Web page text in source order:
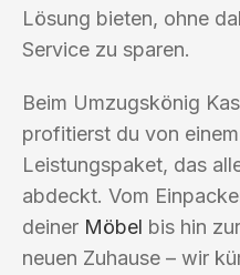
Lösung bieten, ohne
Service zu sparen.
Beim Umzugskönig
profitierst du von
Leistungspaket, das
abdeckt. Vom
deiner Möbel bis hin
neuen Zuhause – wir